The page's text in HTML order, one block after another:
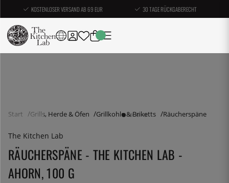
KOSTENLOSER VERSAND AB 69 EUR 30 TAGE RÜCKGABERECHT
Start Grills, Herde & Öfen Grillkohle & Briketts Räucherspäne
The Kitchen Lab
RÄUCHERSPÄNE - THE KITCHEN LAB -
AHORN, 100 G